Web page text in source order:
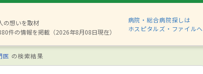
の想いを取材
件の情報を掲載（2026年8月08日現在）
病院・総合病院探しは
ホスピタルズ・ファイルへ
医 の検索結果